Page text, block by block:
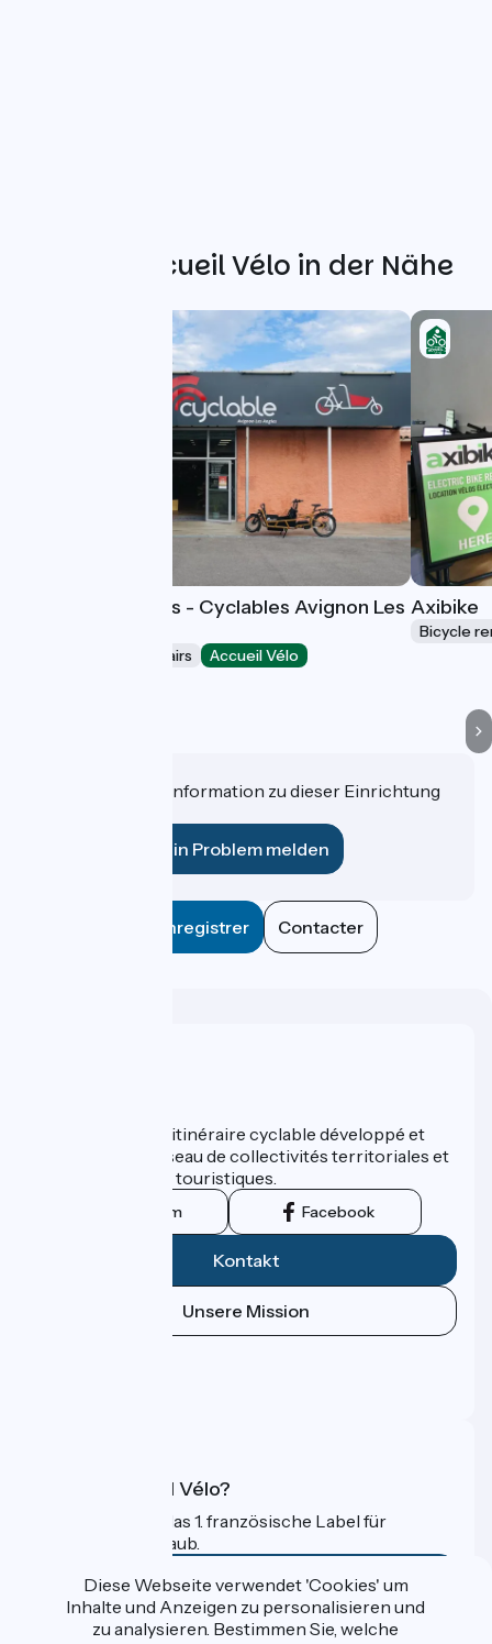
Weitere Accueil Vélo in der Nähe
Location de Vélos - Cyclables Avignon Les
Bicycle rentals/ repairs Accueil Vélo
Axibike
Bicycle
Haben Sie eine Information zu dieser Einrichtung
Ein Problem melden
Enregistrer Contacter
ViaRhôna est un itinéraire cyclable développé et
promu par un réseau de collectivités territoriales et
leurs institutions touristiques.
Instagram Facebook
Kontakt
Unsere Mission
Was ist Accueil Vélo?
Accueil Vélo ist das 1. französische Label für
Radfahrer im Urlaub.
Mehr erfahren
Gefördert im Rahmen von Destination France
Diese Webseite verwendet 'Cookies' um
Inhalte und Anzeigen zu personalisieren und
zu analysieren. Bestimmen Sie, welche